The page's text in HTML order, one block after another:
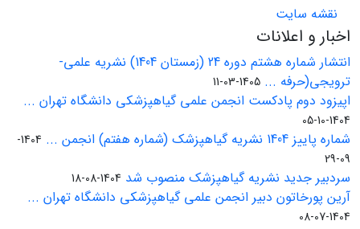
نقشه سایت
اخبار و اعلانات
انتشار شماره هشتم دوره 24 (زمستان 1404) نشریه علمی-
ترویجی(حرفه ... 1405-03-11
اپیزود دوم پادکست انجمن علمی گیاهپزشکی دانشگاه تهران ...
1404-10-05
شماره پاییز 1404 نشریه گیاهپزشک (شماره هفتم) انجمن ...
1404-
09-29
سردبیر جدید نشریه گیاهپزشک منصوب شد 1404-08-18
آرین پورخاتون دبیر انجمن علمی گیاهپزشکی دانشگاه تهران ...
1404-07-08